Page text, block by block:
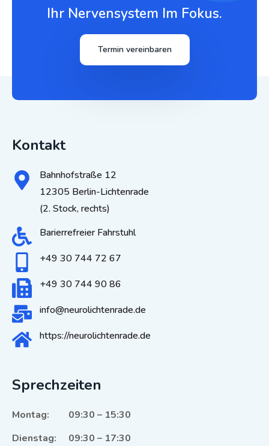
Ihr Nervensystem Im Fokus.
Termin vereinbaren
Kontakt
Bahnhofstraße 12
12305 Berlin-Lichtenrade
(2. Stock, rechts)
Barierrefreier Fahrstuhl
+49 30 744 72 67
+49 30 744 90 86
info@neurolichtenrade.de
https://neurolichtenrade.de
Sprechzeiten
Montag:
09:30 – 15:30
Dienstag:
09:30 – 17:30